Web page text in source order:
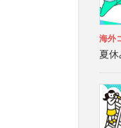
海外
夏